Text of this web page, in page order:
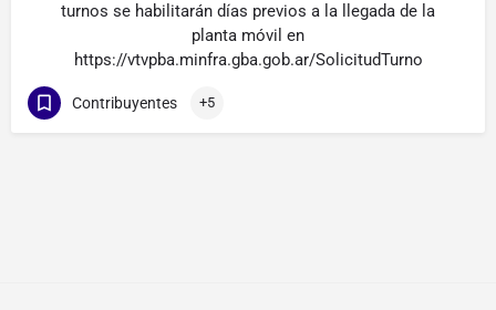
turnos se habilitarán días previos a la llegada de la
planta móvil en
https://vtvpba.minfra.gba.gob.ar/SolicitudTurno
Contribuyentes +5